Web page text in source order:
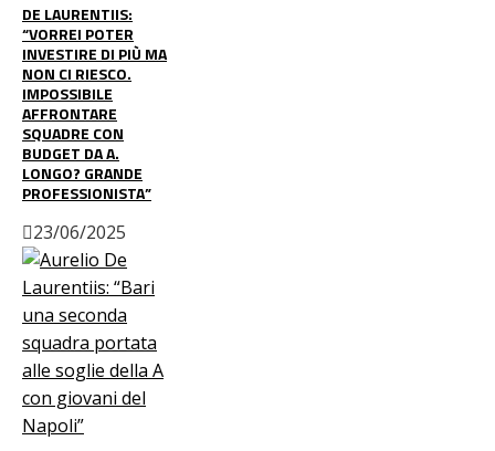
DE LAURENTIIS:
“VORREI POTER
INVESTIRE DI PIÙ MA
NON CI RIESCO.
IMPOSSIBILE
AFFRONTARE
SQUADRE CON
BUDGET DA A.
LONGO? GRANDE
PROFESSIONISTA”
23/06/2025